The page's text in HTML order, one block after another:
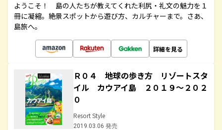
ようこそ！ 島の人たちが教えてくれた利尻・礼文の魅力を１
冊に凝縮。絶景スポットから遊び方、カルチャーまで。さあ、
島旅へ。
詳細を見る
Ｒ０４ 地球の歩き方 リゾートスタ
イル カウアイ島 ２０１９～２０２
０
Resort Style
2019.03.06 発売